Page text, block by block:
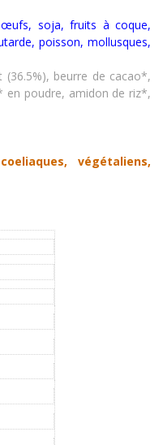
soja, fruits à coque,
poisson, mollusques,
(36.5%), beurre de cacao*,
en poudre, amidon de riz*,
végétaliens,